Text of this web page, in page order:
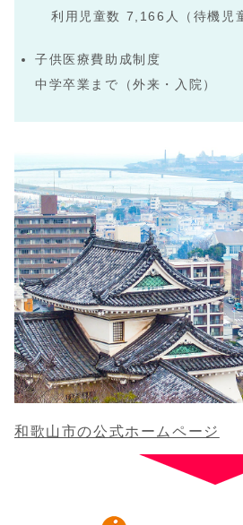
利用児童数 7,166人（待機児
子供医療費助成制度
中学卒業まで（外来・入院）
和歌山市の公式ホームページ